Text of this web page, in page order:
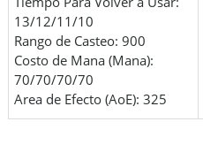
13/12/11/10
Rango de Casteo: 900
Costo de Mana (Mana):
70/70/70/70
Area de Efecto (AoE): 325